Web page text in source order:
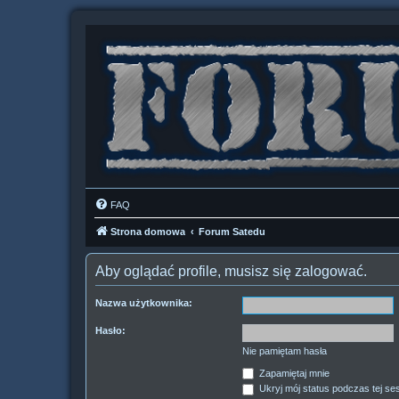
FAQ
Strona domowa Forum Satedu
Aby oglądać profile, musisz się zalogować.
Nazwa użytkownika:
Hasło:
Nie pamiętam hasła
Zapamiętaj mnie
Ukryj mój status podczas tej